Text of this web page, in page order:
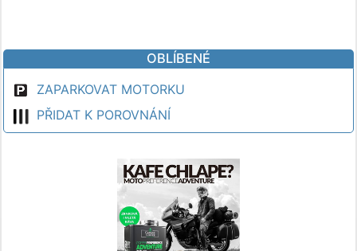
OBLÍBENÉ
ZAPARKOVAT MOTORKU
PŘIDAT K POROVNÁNÍ